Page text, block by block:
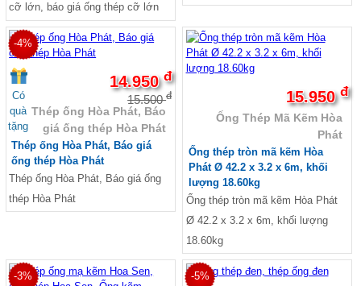
cỡ lớn, báo giá ống thép cỡ lớn
-4%
Có
quà
tặng
14.950đ
15.500đ
Thép ống Hòa Phát, Báo
giá ống thép Hòa Phát
Thép ống Hòa Phát, Báo giá
ống thép Hòa Phát
Thép ống Hòa Phát, Báo giá ống
thép Hòa Phát
15.950đ
Ống Thép Mã Kẽm Hòa
Phát
Ống thép tròn mã kẽm Hòa
Phát Ø 42.2 x 3.2 x 6m, khối
lượng 18.60kg
Ống thép tròn mã kẽm Hòa Phát
Ø 42.2 x 3.2 x 6m, khối lượng
18.60kg
-3% -5%